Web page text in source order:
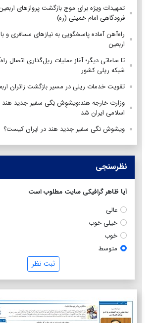
تمهیدات ویژه برای موج بازگشت پروازهای
فرودگاهی امام خمینی (ره)
راه‌آهن آماده پاسخگویی به نیازهای مسافری و
اربعین
تا ساعاتی دیگر؛ آغاز عملیات ریل‌گذاری اتصال
شبکه ریلی کشور
تقویت خدمات ریلی در مسیر بازگشت زائران
وزارت خارجه هند:ویشوِش نِگی سفیر جدید
اسلامی ایران شد
ویشوش نگی سفیر جدید هند در ایران کیست؟
نظرسنجی
آیا ظاهر گرافیکی سایت مطلوب است
عالی
خیلی خوب
خوب
متوسط
ثبت نظر